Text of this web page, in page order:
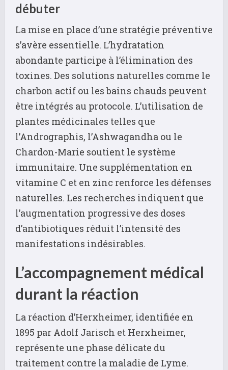
débuter
La mise en place d’une stratégie préventive
s’avère essentielle. L’hydratation
abondante participe à l’élimination des
toxines. Des solutions naturelles comme le
charbon actif ou les bains chauds peuvent
être intégrés au protocole. L’utilisation de
plantes médicinales telles que
l’Andrographis, l’Ashwagandha ou le
Chardon-Marie soutient le système
immunitaire. Une supplémentation en
vitamine C et en zinc renforce les défenses
naturelles. Les recherches indiquent que
l’augmentation progressive des doses
d’antibiotiques réduit l’intensité des
manifestations indésirables.
L’accompagnement médical
durant la réaction
La réaction d’Herxheimer, identifiée en
1895 par Adolf Jarisch et Herxheimer,
représente une phase délicate du
traitement contre la maladie de Lyme.